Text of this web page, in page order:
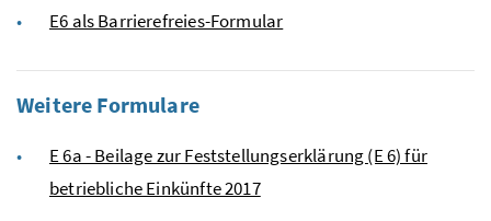
E6 als Barrierefreies-Formular
Weitere Formulare
E 6a - Beilage zur Feststellungserklärung (E 6) für
betriebliche Einkünfte 2017